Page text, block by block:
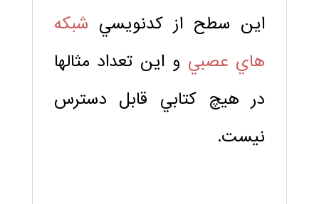
اين سطح از كدنويسي شبكه
هاي عصبي و اين تعداد مثالها
در هيچ كتابي قابل دسترس
نيست.